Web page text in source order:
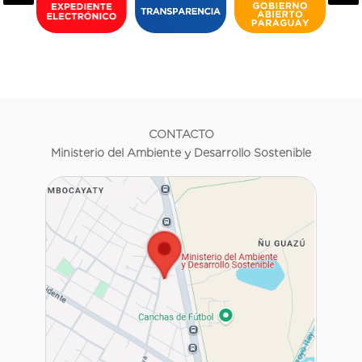
CONTACTO
Ministerio del Ambiente y Desarrollo Sostenible